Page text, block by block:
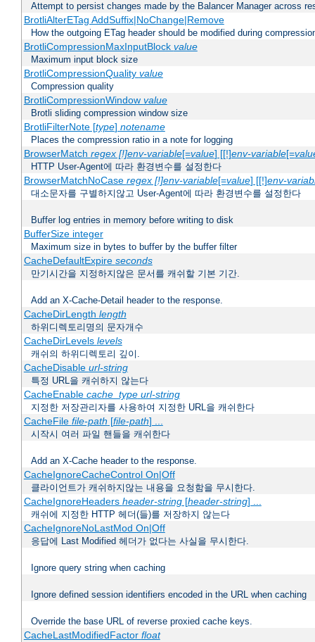
Attempt to persist changes made by the Balancer Manager across
BrotliAlterETag AddSuffix|NoChange|Remove
How the outgoing ETag header should be modified during
BrotliCompressionMaxInputBlock value
Maximum input block size
BrotliCompressionQuality value
Compression quality
BrotliCompressionWindow value
Brotli sliding compression window size
BrotliFilterNote [type] notename
Places the compression ratio in a note for logging
BrowserMatch regex [!]env-variable[=value] [[!]env-variable[=
HTTP User-Agent에 따라 환경변수를 설정한다
BrowserMatchNoCase regex [!]env-variable[=value] [[!]env-
대소문자를 구별하지않고 User-Agent에 따라 환경변수를 설정한다
Buffer log entries in memory before writing to disk
BufferSize integer
Maximum size in bytes to buffer by the buffer filter
CacheDefaultExpire seconds
만기시간을 지정하지않은 문서를 캐쉬할 기본 기간.
Add an X-Cache-Detail header to the response.
CacheDirLength length
하위디렉토리명의 문자개수
CacheDirLevels levels
캐쉬의 하위디렉토리 깊이.
CacheDisable url-string
특정 URL을 캐쉬하지 않는다
CacheEnable cache_type url-string
지정한 저장관리자를 사용하여 지정한 URL을 캐쉬한다
CacheFile file-path [file-path] ...
시작시 여러 파일 핸들을 캐쉬한다
Add an X-Cache header to the response.
CacheIgnoreCacheControl On|Off
클라이언트가 캐쉬하지않는 내용을 요청함을 무시한다.
CacheIgnoreHeaders header-string[header-string] ...
캐쉬에 지정한 HTTP 헤더(들)를 저장하지 않는다
CacheIgnoreNoLastMod On|Off
응답에 Last Modified 헤더가 없다는 사실을 무시한다.
Ignore query string when caching
Ignore defined session identifiers encoded in the URL when caching
Override the base URL of reverse proxied cache keys.
CacheLastModifiedFactor float